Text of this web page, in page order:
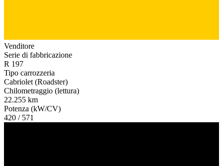
Venditore
Serie di fabbricazione
R 197
Tipo carrozzeria
Cabriolet (Roadster)
Chilometraggio (lettura)
22.255 km
Potenza (kW/CV)
420 / 571